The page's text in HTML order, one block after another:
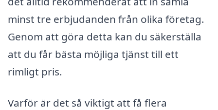
minst tre erbjudanden från olika företag.
Genom att göra detta kan du säkerställa
att du får bästa möjliga tjänst till ett
rimligt pris.
Varför är det så viktigt att få flera